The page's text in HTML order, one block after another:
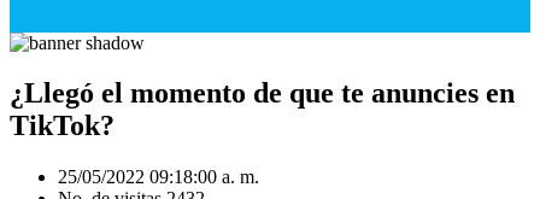
¿Llegó el momento de que te anuncies en
TikTok?
25/05/2022 09:18:00 a. m.